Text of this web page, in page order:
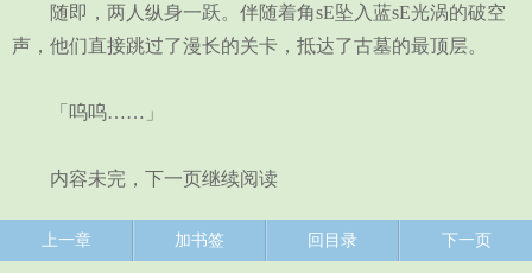
随即，两人纵身一跃。伴随着角sE坠入蓝sE光涡的破空
声，他们直接跳过了漫长的关卡，抵达了古墓的最顶层。
「呜呜……」
内容未完，下一页继续阅读
上一章 加书签 回目录 下一页